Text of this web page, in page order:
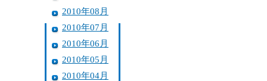
2010年08月
2010年07月
2010年06月
2010年05月
2010年04月